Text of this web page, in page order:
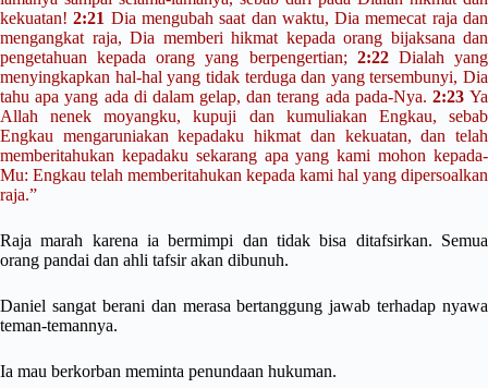
kekuatan!2:21 Dia mengubah saat dan waktu, Dia memecat raja dan
mengangkat raja, Dia memberi hikmat kepada orang bijaksana dan
pengetahuan kepada orang yang berpengertian; 2:22Dialah yang
menyingkapkan hal-hal yang tidak terduga dan yang tersembunyi, Dia
tahu apa yang ada di dalam gelap, dan terang ada pada-Nya. 2:23Ya
Allah nenek moyangku, kupuji dan kumuliakan Engkau, sebab
Engkau mengaruniakan kepadaku hikmat dan kekuatan, dan telah
memberitahukan kepadaku sekarang apa yang kami mohon kepada-
Mu: Engkau telah memberitahukan kepada kami hal yang dipersoalkan
raja.”
Raja marah karena ia bermimpi dan tidak bisa ditafsirkan. Semua
orang pandai dan ahli tafsir akan dibunuh.
Daniel sangat berani dan merasa bertanggung jawab terhadap nyawa
teman-temannya.
Ia mau berkorban meminta penundaan hukuman.